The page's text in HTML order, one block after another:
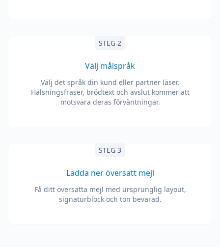
STEG 2
Välj målspråk
Välj det språk din kund eller partner läser.
Hälsningsfraser, brödtext och avslut kommer att
motsvara deras förväntningar.
STEG 3
Ladda ner översatt mejl
Få ditt översatta mejl med ursprunglig layout,
signaturblock och ton bevarad.